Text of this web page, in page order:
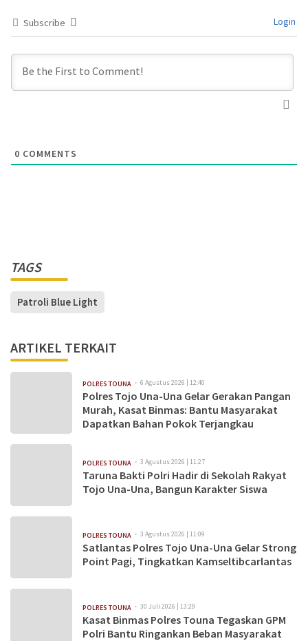
Subscribe Login
0 COMMENTS
TAGS
Patroli Blue Light
ARTIKEL TERKAIT
POLRES TOUNA 6 Agustus 2026 | 12:40
Polres Tojo Una-Una Gelar Gerakan Pangan
Murah, Kasat Binmas: Bantu Masyarakat
Dapatkan Bahan Pokok Terjangkau
POLRES TOUNA 3 Agustus 2026 | 11:27
Taruna Bakti Polri Hadir di Sekolah Rakyat
Tojo Una-Una, Bangun Karakter Siswa
POLRES TOUNA 3 Agustus 2026 | 11:09
Satlantas Polres Tojo Una-Una Gelar Strong
Point Pagi, Tingkatkan Kamseltibcarlantas
POLRES TOUNA 30 Juli 2026 | 13:29
Kasat Binmas Polres Touna Tegaskan GPM
Polri Bantu Ringankan Beban Masyarakat